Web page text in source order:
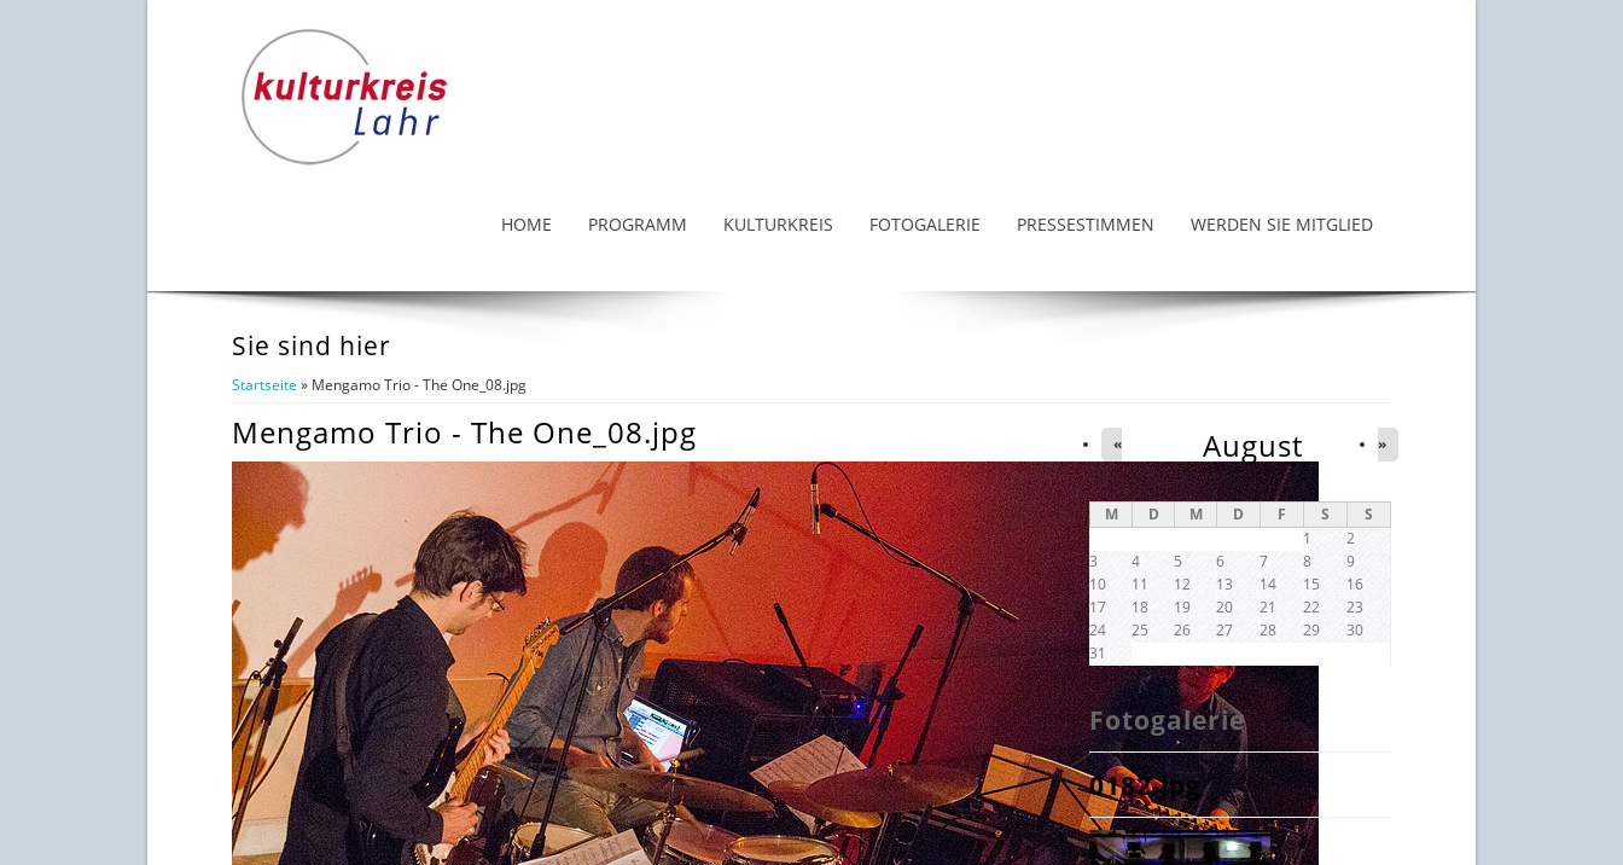
HOME PROGRAMM KULTURKREIS FOTOGALERIE PRESSESTIMMEN WERDEN SIE MITGLIED
Sie sind hier
Startseite » Mengamo Trio - The One_08.jpg
Mengamo Trio - The One_08.jpg August
« »
M D M D F S
S
1
2
3
4 5 6 7 8
9
10
11 12 13 14 15
16
17
18 19 20 21 22
23
24
25 26 27 28 29
30
31
Fotogalerie
0182.jpg